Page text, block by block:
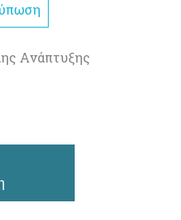
Ανάπτυξης